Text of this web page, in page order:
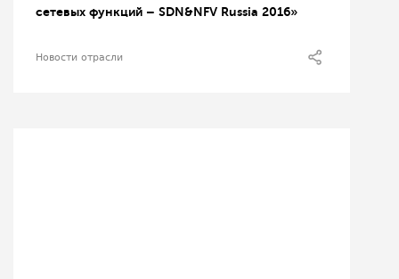
сетевых функций – SDN&NFV Russia 2016»
Новости отрасли